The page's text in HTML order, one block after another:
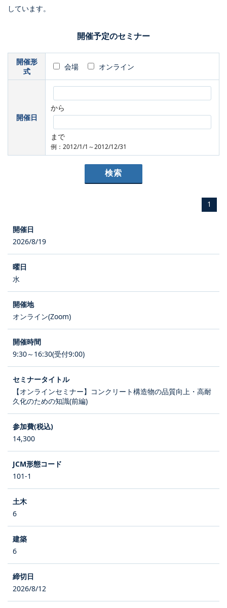
しています。
開催予定のセミナー
開催形
式
会場 オンライン
開催日
から
まで
例：2012/1/1～2012/12/31
1
2026/8/19
水
オンライン(Zoom)
9:30～16:30(受付9:00)
【オンラインセミナー】コンクリート構造物の品質向上・高耐
久化のための知識(前編)
14,300
101-1
6
6
2026/8/12